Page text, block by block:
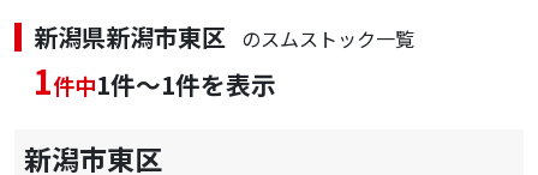
新潟県新潟市東区 のスムストック一覧
1件中1件～1件を表示
新潟市東区